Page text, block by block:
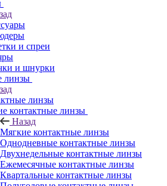
и спреи
и шнурки
линзы
линзы
контактные линзы
Назад
Мягкие контактные линзы
Однодневные контактные линзы
Двухнедельные контактные линзы
Ежемесячные контактные линзы
Квартальные контактные линзы